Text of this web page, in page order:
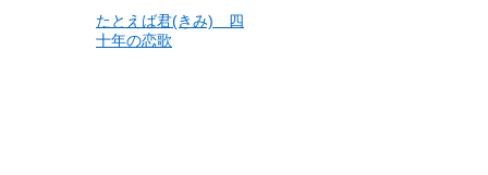
たとえば君(きみ) 四
十年の恋歌